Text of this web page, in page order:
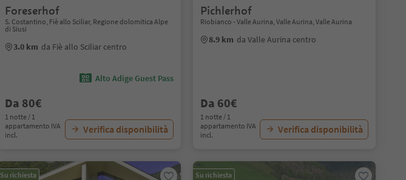
Foreserhof
S. Costantino, Fiè allo Sciliar, Regione dolomitica Alpe
di Siusi
3.0 km da Fiè allo Sciliar centro
Alto Adige Guest Pass
Da 80€
1 notte / 1
appartamento IVA
incl.
Verifica disponibilità
Pichlerhof
Riobianco - Valle Aurina, Valle Aurina, Valle Aurina
8.9 km da Valle Aurina centro
Da 60€
1 notte / 1
appartamento IVA
incl.
Verifica disponibilità
Su richiesta Su richiesta